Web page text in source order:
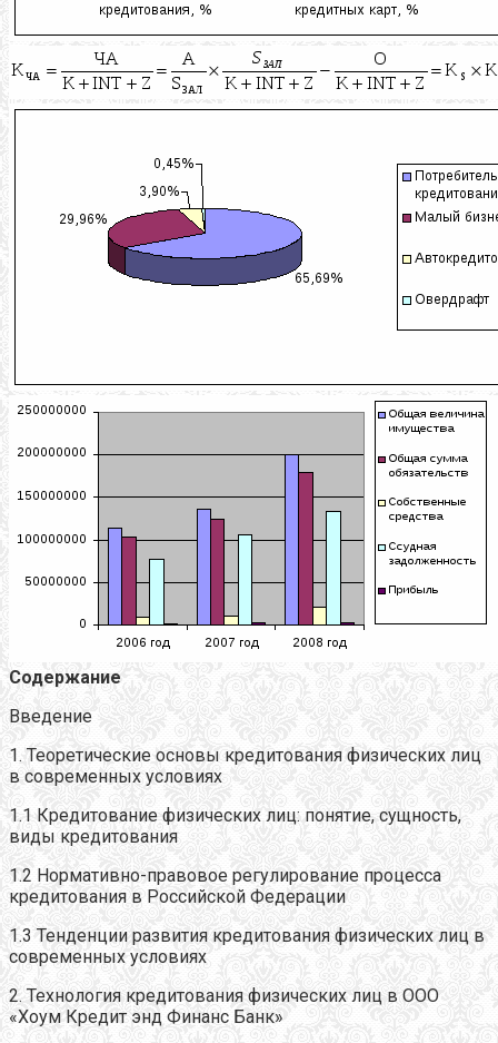
Содержание
Введение
1. Теоретические основы кредитования физических лиц
в современных условиях
1.1 Кредитование физических лиц: понятие, сущность,
виды кредитования
1.2 Нормативно-правовое регулирование процесса
кредитования в Российской Федерации
1.3 Тенденции развития кредитования физических лиц в
современных условиях
2. Технология кредитования физических лиц в ООО
«Хоум Кредит энд Финанс Банк»